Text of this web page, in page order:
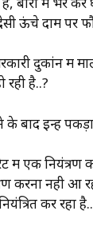
ऊंचे दाम पर
दुकांन में
रही है..?
बाद इन्हें पकड़ा
में एक नियंत्रण
करना नही आ
कर रहा